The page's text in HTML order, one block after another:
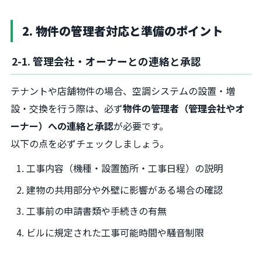
2. 物件の管理者対応と準備のポイント
2-1. 管理会社・オーナーとの連絡と承認
テナントや店舗物件の場合、空調システムの設置・増
設・交換を行う際は、必ず物件の管理者（管理会社やオ
ーナー）への連絡と承認が必要です。
以下の点を必ずチェックしましょう。
工事内容（機種・設置箇所・工事日程）の説明
建物の共用部分や外壁に影響がある場合の確認
工事前の申請書類や手続きの有無
ビルに規定された工事可能時間や騒音制限